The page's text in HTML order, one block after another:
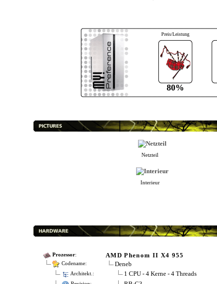
Preis/Leistung
80%
Netzteil
Interieur
Prozessor: AMD Phenom II X4 955
Codename: Deneb
Architekt.: 1 CPU - 4 Kerne - 4 Threads